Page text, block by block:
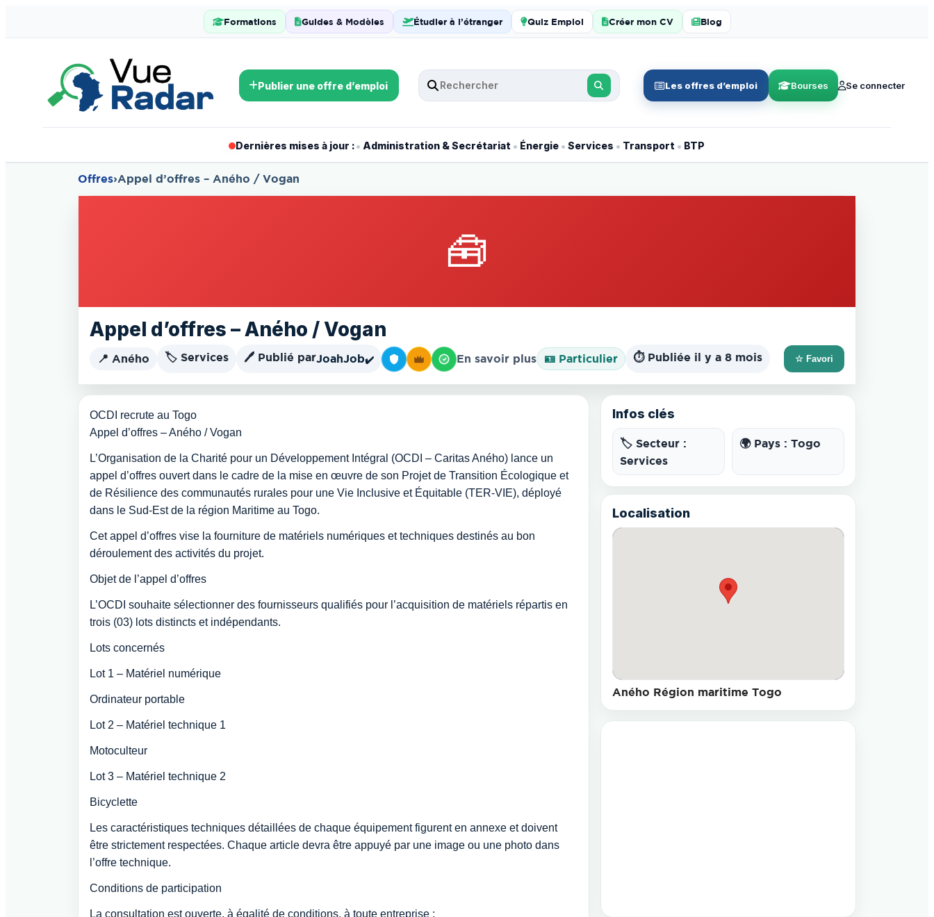
Formations Guides & Modèles Étudier à l’étranger Quiz Emploi Créer mon CV Blog
Publier une offre d’emploi Les offres d’emploi Bourses Se connecter
Dernières mises à jour :• Administration & Secrétariat • Énergie • Services • Transport • BTP
Offres›Appel d’offres – Aného / Vogan
🧰
Appel d’offres – Aného / Vogan
📍 Aného 🏷️ Services 🖊️ Publié parJoahJob✔️ En savoir plus 🪪 Particulier ⏱️ Publiée il y a 8 mois ☆ Favori
OCDI recrute au Togo
Appel d’offres – Aného / Vogan
L’Organisation de la Charité pour un Développement Intégral (OCDI – Caritas Aného) lance un
appel d’offres ouvert dans le cadre de la mise en œuvre de son Projet de Transition Écologique et
de Résilience des communautés rurales pour une Vie Inclusive et Équitable (TER-VIE), déployé
dans le Sud-Est de la région Maritime au Togo.
Cet appel d’offres vise la fourniture de matériels numériques et techniques destinés au bon
déroulement des activités du projet.
Objet de l’appel d’offres
L’OCDI souhaite sélectionner des fournisseurs qualifiés pour l’acquisition de matériels répartis en
trois (03) lots distincts et indépendants.
Lots concernés
Lot 1 – Matériel numérique
Ordinateur portable
Lot 2 – Matériel technique 1
Motoculteur
Lot 3 – Matériel technique 2
Bicyclette
Les caractéristiques techniques détaillées de chaque équipement figurent en annexe et doivent
être strictement respectées. Chaque article devra être appuyé par une image ou une photo dans
l’offre technique.
Conditions de participation
La consultation est ouverte, à égalité de conditions, à toute entreprise :
Infos clés
🏷️ Secteur :
Services
🌍 Pays : Togo
Localisation
Aného Région maritime Togo